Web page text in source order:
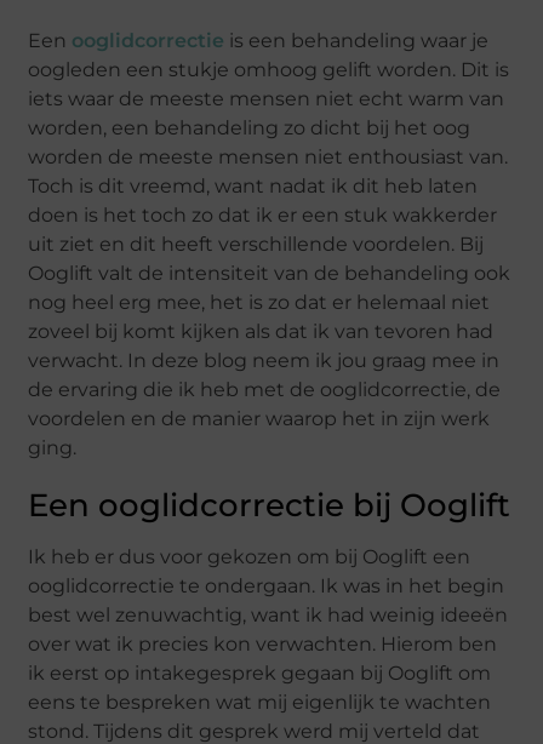
Een ooglidcorrectie is een behandeling waar je
oogleden een stukje omhoog gelift worden. Dit is
iets waar de meeste mensen niet echt warm van
worden, een behandeling zo dicht bij het oog
worden de meeste mensen niet enthousiast van.
Toch is dit vreemd, want nadat ik dit heb laten
doen is het toch zo dat ik er een stuk wakkerder
uit ziet en dit heeft verschillende voordelen. Bij
Ooglift valt de intensiteit van de behandeling ook
nog heel erg mee, het is zo dat er helemaal niet
zoveel bij komt kijken als dat ik van tevoren had
verwacht. In deze blog neem ik jou graag mee in
de ervaring die ik heb met de ooglidcorrectie, de
voordelen en de manier waarop het in zijn werk
ging.
Een ooglidcorrectie bij Ooglift
Ik heb er dus voor gekozen om bij Ooglift een
ooglidcorrectie te ondergaan. Ik was in het begin
best wel zenuwachtig, want ik had weinig ideeën
over wat ik precies kon verwachten. Hierom ben
ik eerst op intakegesprek gegaan bij Ooglift om
eens te bespreken wat mij eigenlijk te wachten
stond. Tijdens dit gesprek werd mij verteld dat